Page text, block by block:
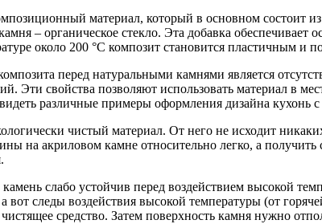
материал, который в основном
– органическое стекло. Эта добавка обеспечивает
около 200 °C композит становится пластичным
перед натуральными камнями является
Эти свойства позволяют использовать материал в
различные примеры оформления дизайна кухонь с
чистый материал. От него не исходит
на акриловом камне относительно легко, а
слабо устойчив перед воздействием высокой
следы воздействия высокой температуры (от
средство. Затем поверхность камня нужно